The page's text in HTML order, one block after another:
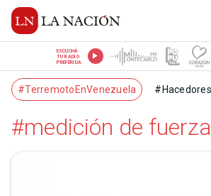
ESCUCHÁ
TU RADIO
PREFERIDA
#TerremotoEnVenezuela #Hacedores
#medición de